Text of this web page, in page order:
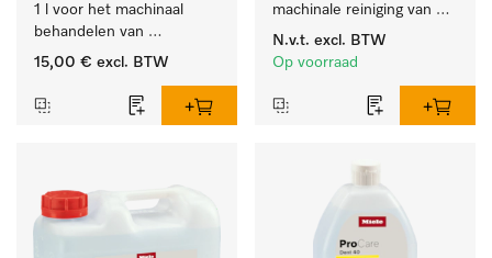
1 l voor het machinaal
behandelen van
tandheelkundige- en
15,00 € excl. BTW
machinale reiniging van
laboratoriumglaswerk en -
gerei.
N.v.t. excl. BTW
Op voorraad